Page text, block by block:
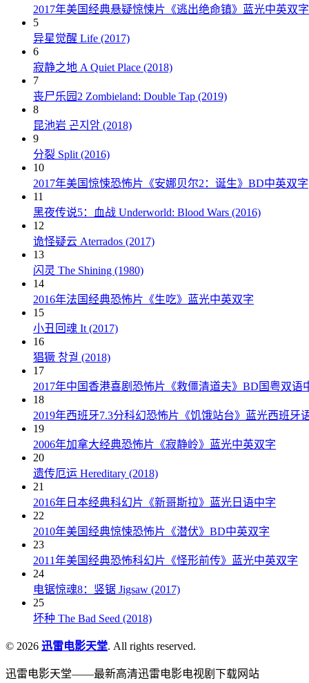
2017年美国经典悬疑惊悚片《逃出绝命镇》蓝光中英双字
5
异星觉醒 Life (2017)
6
寂静之地 A Quiet Place (2018)
7
丧尸乐园2 Zombieland: Double Tap (2019)
8
昆池岩 곤지암 (2018)
9
分裂 Split (2016)
10
2017年美国惊悚恐怖片《安娜贝尔2：诞生》BD中英双字
11
黑夜传说5：血战 Underworld: Blood Wars (2016)
12
诡怪疑云 Aterrados (2017)
13
闪灵 The Shining (1980)
14
2016年法国经典恐怖片《生吃》蓝光中英双字
15
小丑回魂 It (2017)
16
猖獗 창궐 (2018)
17
2017年中国香港喜剧恐怖片《救僵清道夫》BD国粤双语
18
2019年西班牙7.3分科幻恐怖片《饥饿站台》蓝光西班牙
19
2006年加拿大经典恐怖片《寂静岭》蓝光中英双字
20
遗传厄运 Hereditary (2018)
21
2016年日本经典科幻片《新哥斯拉》蓝光日语中字
22
2010年美国经典惊悚恐怖片《潜伏》BD中英双字
23
2011年美国经典恐怖科幻片《怪形前传》蓝光中英双字
24
电锯惊魂8：竖锯 Jigsaw (2017)
25
坏种 The Bad Seed (2018)
© 2026 迅雷电影天堂. All rights reserved.
迅雷电影天堂——最新高清迅雷电影电视剧下载网站